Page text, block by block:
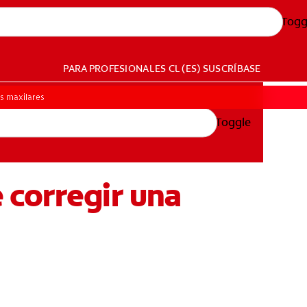
PARA PROFESIONALES CL (ES) SUSCRÍBASE
Toggle
maxilares
una